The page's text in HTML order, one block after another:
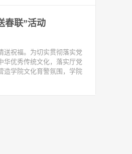
春联”活动
送祝福。为切实贯彻落实党
华优秀传统文化，落实厅党
造学院文化育警氛围，学院